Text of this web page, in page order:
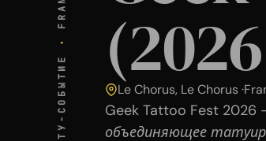
ТАТУ-СОБЫТИЕ
·
Le Chorus, Le Chorus ·
Geek Tattoo Fest
объединяющее